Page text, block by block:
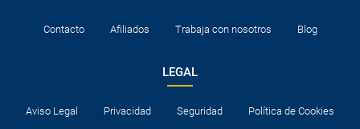
Contacto Afiliados Trabaja con nosotros Blog
LEGAL
Aviso Legal Privacidad Seguridad Política de Cookies